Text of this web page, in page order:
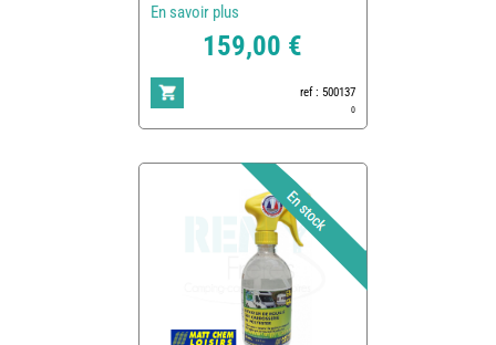
En savoir plus
159,00 €
ref : 500137
0